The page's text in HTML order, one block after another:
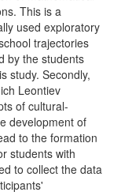
This is a
used exploratory
trajectories
by the students
study. Secondly,
Leontiev
of cultural-
development of
to the formation
students with
to collect the data